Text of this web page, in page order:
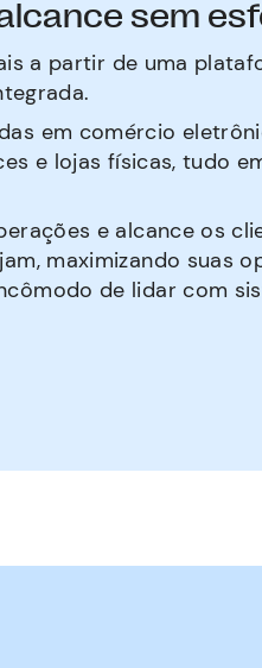
sem
a partir de uma
em comércio
e lojas físicas, tudo
e alcance os
maximizando suas
de lidar com